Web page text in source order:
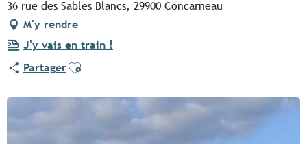
36 rue des Sables Blancs, 29900 Concarneau
M'y rendre
J'y vais en train !
PartagerAjouter aux favoris